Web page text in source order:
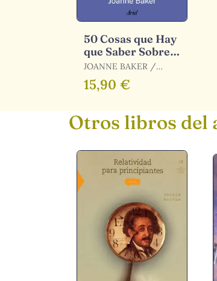
50 Cosas que Hay
que Saber Sobre
el Universo
JOANNE BAKER /
BAKER, JOANNE
15,90 €
Otros libros del